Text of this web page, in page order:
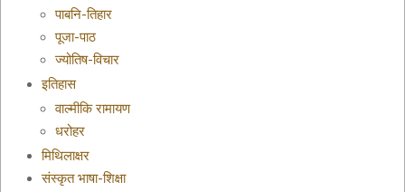
पाबनि-तिहार
पूजा-पाठ
ज्योतिष-विचार
इतिहास
वाल्मीकि रामायण
धरोहर
मिथिलाक्षर
संस्कृत भाषा-शिक्षा